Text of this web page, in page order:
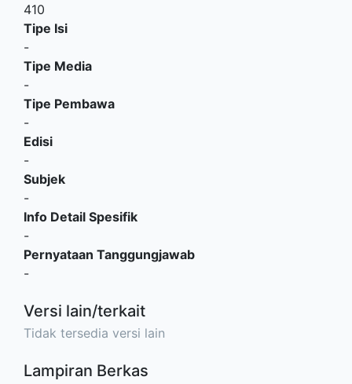
410
Tipe Isi
-
Tipe Media
-
Tipe Pembawa
-
Edisi
-
Subjek
-
Info Detail Spesifik
-
Pernyataan Tanggungjawab
-
Versi lain/terkait
Tidak tersedia versi lain
Lampiran Berkas